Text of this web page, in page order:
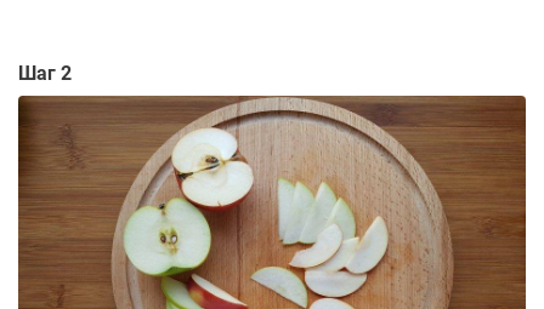
Шаг 2